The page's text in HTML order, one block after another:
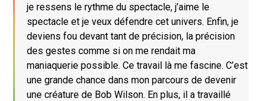
je ressens le rythme du spectacle, j’aime le
spectacle et je veux défendre cet univers. Enfin, je
deviens fou devant tant de précision, la précision
des gestes comme si on me rendait ma
maniaquerie possible. Ce travail là me fascine. C’est
une grande chance dans mon parcours de devenir
une créature de Bob Wilson. En plus, il a travaillé